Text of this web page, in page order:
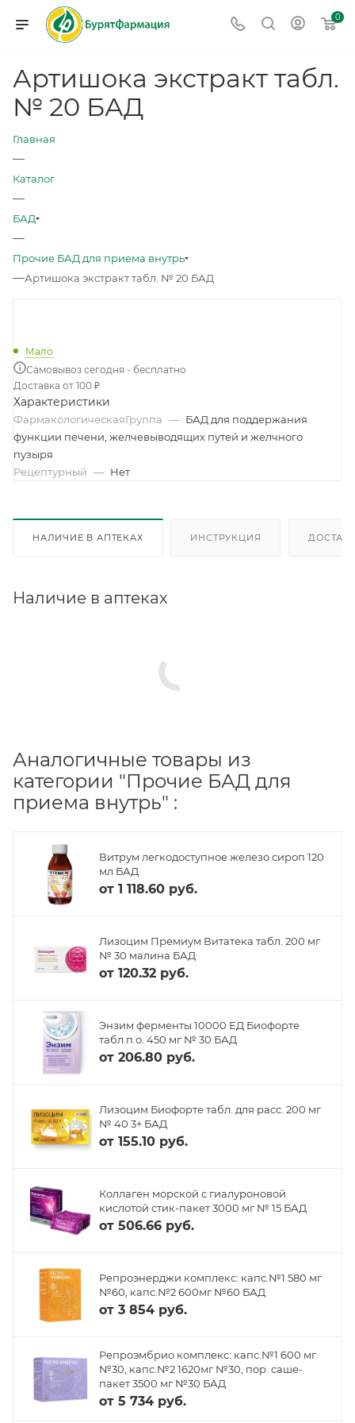
0
Артишока экстракт табл.
№ 20 БАД
Главная
—
Каталог
—
БАД
—
Прочие БАД для приема внутрь
—Артишока экстракт табл. № 20 БАД
Мало
Самовывоз сегодня - бесплатно
Доставка от 100 ₽
Характеристики
ФармакологическаяГруппа — БАД для поддержания
функции печени, желчевыводящих путей и желчного
пузыря
Рецептурный — Нет
НАЛИЧИЕ В АПТЕКАХ ИНСТРУКЦИЯ
Наличие в аптеках
Аналогичные товары из
категории "Прочие БАД для
приема внутрь" :
Витрум легкодоступное железо сироп 120
мл БАД
от 1 118.60 руб.
Лизоцим Премиум Витатека табл. 200 мг
№ 30 малина БАД
от 120.32 руб.
Энзим ферменты 10000 ЕД Биофорте
табл.п.о. 450 мг № 30 БАД
от 206.80 руб.
Лизоцим Биофорте табл. для расс. 200 мг
№ 40 3+ БАД
от 155.10 руб.
Коллаген морской с гиалуроновой
кислотой стик-пакет 3000 мг № 15 БАД
от 506.66 руб.
Репроэнерджи комплекс: капс.№1 580 мг
№60, капс.№2 600мг №60 БАД
от 3 854 руб.
Репроэмбрио комплекс: капс.№1 600 мг
№30, капс.№2 1620мг №30, пор. саше-
пакет 3500 мг №30 БАД
от 5 734 руб.